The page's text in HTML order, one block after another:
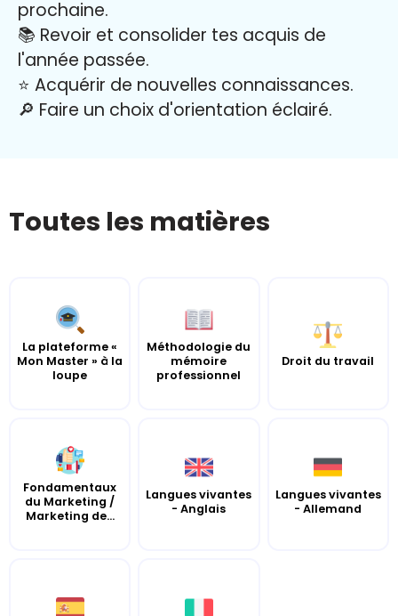
prochaine.
📚 Revoir et consolider tes acquis de
l'année passée.
⭐️ Acquérir de nouvelles connaissances.
🔎 Faire un choix d'orientation éclairé.
Toutes les matières
La plateforme «
Mon Master » à la
loupe
Méthodologie du
mémoire
professionnel
Droit du travail
Fondamentaux
du Marketing /
Marketing de...
Langues vivantes
- Anglais
Langues vivantes
- Allemand